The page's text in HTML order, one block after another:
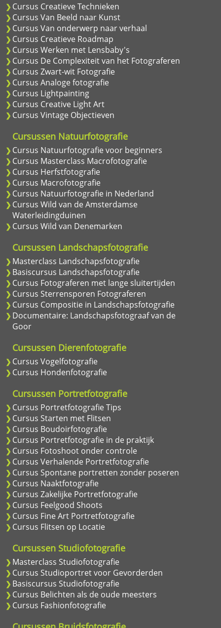
Cursus Creatieve Technieken
Cursus Van Beeld naar Kunst
Cursus Van onderwerp naar verhaal
Cursus Creatieve Roadmap
Cursus Werken met Lensbaby's
Cursus De Complexiteit van het Fotograferen
Cursus Zwart-wit Fotografie
Cursus Analoge fotografie
Cursus Lightpainting
Cursus Creative Light Art
Cursus Vintage Objectieven
Cursussen Natuurfotografie
Cursus Natuurfotografie voor beginners
Cursus Masterclass Macrofotografie
Cursus Herfstfotografie
Cursus Macrofotografie
Cursus Natuurfotografie in Nederland
Cursus Wild van de Amsterdamse
Waterleidingduinen
Cursus Wild van Denemarken
Cursussen Landschapsfotografie
Masterclass Landschapsfotografie
Basiscursus Landschapsfotografie
Cursus Fotograferen met lange sluitertijden
Cursus Sterrensporen Fotograferen
Cursus Compositie in Landschapsfotografie
Documentaire: Landschapsfotograaf van de
Goor
Cursussen Dierenfotografie
Cursus Vogelfotografie
Cursus Hondenfotografie
Cursussen Portretfotografie
Cursus Portretfotografie Tips
Cursus Starten met Flitsen
Cursus Boudoirfotografie
Cursus Portretfotografie in de praktijk
Cursus Fotoshoot onder controle
Cursus Verhalende Portretfotografie
Cursus Spontane portretten zonder poseren
Cursus Naaktfotografie
Cursus Zakelijke Portretfotografie
Cursus Feelgood Shoots
Cursus Fine Art Portretfotografie
Cursus Flitsen op Locatie
Cursussen Studiofotografie
Masterclass Studiofotografie
Cursus Studioportret voor Gevorderden
Basiscursus Studiofotografie
Cursus Belichten als de oude meesters
Cursus Fashionfotografie